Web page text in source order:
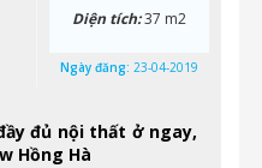
đủ nội thất ở ngay,
Hồng Hà
Diện tích:37 m2
Ngày đăng: 23-04-2019